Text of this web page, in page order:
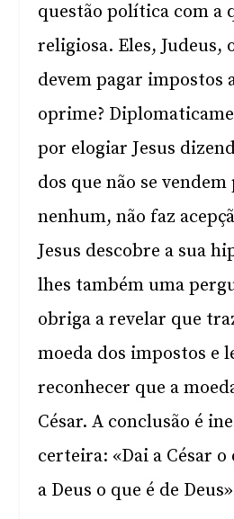
questão política com a
religiosa. Eles, Judeus,
devem pagar impostos
oprime?
por elogiar Jesus
dos que não se
nenhum, não faz
Jesus descobre a sua
lhes também uma
obriga a revelar que
moeda dos impostos e
reconhecer que a
César. A conclusão é
certeira: «Dai a César o
a Deus o que é de